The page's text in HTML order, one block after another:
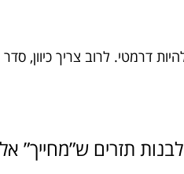
דרמטי. לרוב צריך כיוון,
תזרים ש”מחייך”